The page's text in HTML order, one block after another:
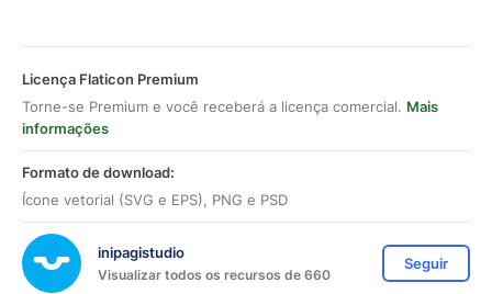
Licença Flaticon Premium
Torne-se Premium e você receberá a licença comercial. Mais
informações
Formato de download:
Ícone vetorial (SVG e EPS), PNG e PSD
inipagistudio
Visualizar todos os recursos de 660
Seguir